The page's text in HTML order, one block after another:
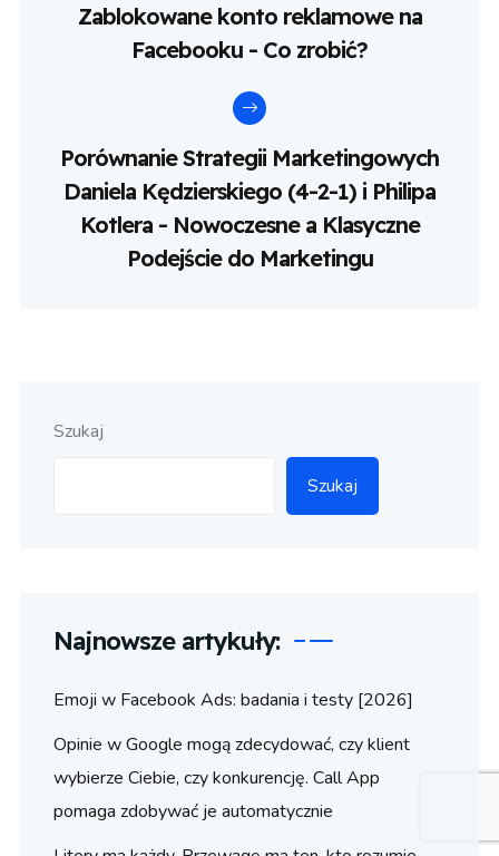
Zablokowane konto reklamowe na
Facebooku - Co zrobić?
Porównanie Strategii Marketingowych
Daniela Kędzierskiego (4-2-1) i Philipa
Kotlera - Nowoczesne a Klasyczne
Podejście do Marketingu
Szukaj
Szukaj
Najnowsze artykuły:
Emoji w Facebook Ads: badania i testy [2026]
Opinie w Google mogą zdecydować, czy klient
wybierze Ciebie, czy konkurencję. Call App
pomaga zdobywać je automatycznie